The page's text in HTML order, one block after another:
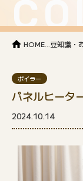
HOME 豆知識・
ボイラー
パネルヒータ
2024.10.14